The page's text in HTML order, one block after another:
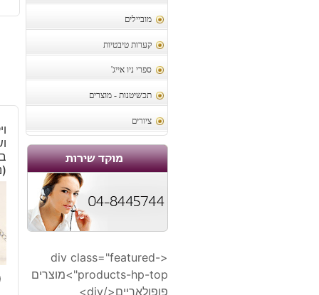
מוביילים
קערות טיבטיות
ספרי ניו אייג'
תכשיטנות - מוצרים
ציורים
<div class="featured-
products-hp-top">מוצרים
פופולאריים</div>